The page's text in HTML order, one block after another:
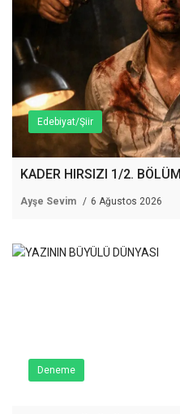
Edebiyat/Şiir
KADER HIRSIZI 1/2. BÖLÜM
Ayşe Sevim 6 Ağustos 2026
Deneme